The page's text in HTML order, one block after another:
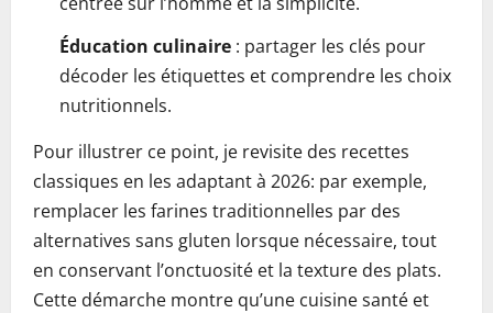
Éducation culinaire : partager les clés pour
décoder les étiquettes et comprendre les choix
nutritionnels.
Pour illustrer ce point, je revisite des recettes
classiques en les adaptant à 2026: par exemple,
remplacer les farines traditionnelles par des
alternatives sans gluten lorsque nécessaire, tout
en conservant l’onctuosité et la texture des plats.
Cette démarche montre qu’une cuisine santé et